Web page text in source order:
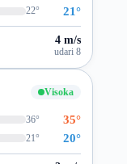
22° 21°
4 m/s
udari 8
Visoka
36° 35°
21° 20°